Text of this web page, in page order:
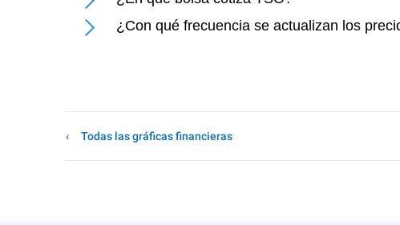
¿Con qué frecuencia se actualizan los
Todas las gráficas financieras